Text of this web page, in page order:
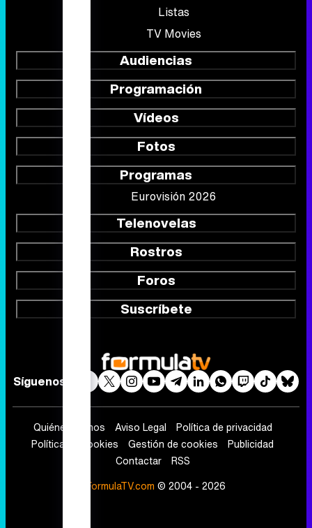
Listas
TV Movies
Audiencias
Programación
Vídeos
Fotos
Programas
Eurovisión 2026
Telenovelas
Rostros
Foros
Suscríbete
Síguenos
Quiénes somos Aviso Legal
Política de privacidad
Política de cookies
Gestión de cookies
Publicidad
Contactar
RSS
FormulaTV.com © 2004 - 2026